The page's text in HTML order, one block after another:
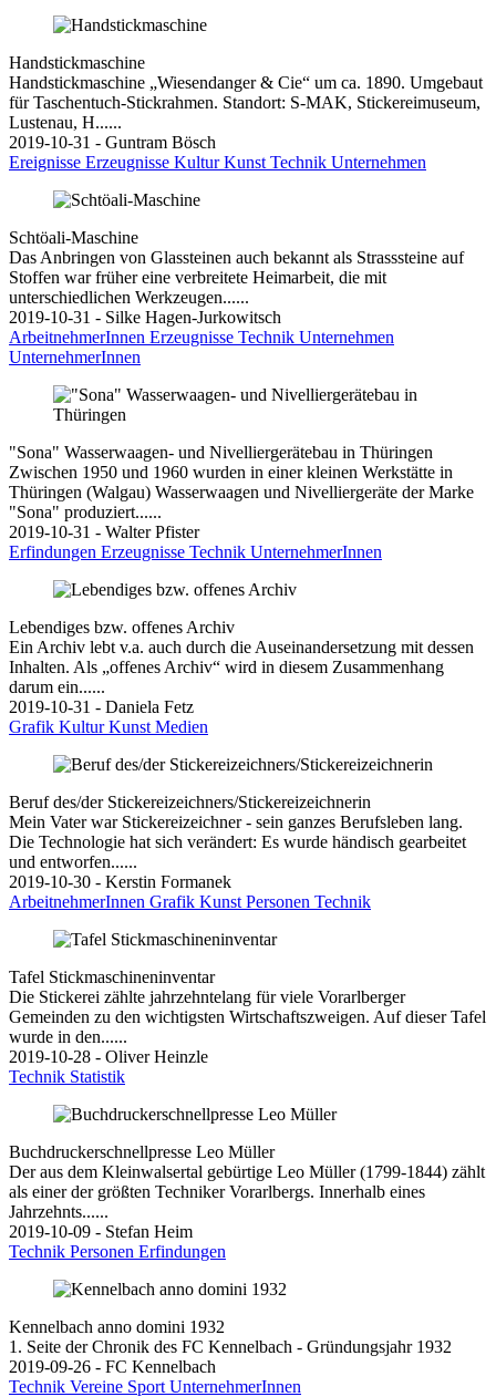
Handstickmaschine
Handstickmaschine „Wiesendanger & Cie“ um ca. 1890. Umgebaut
für Taschentuch-Stickrahmen. Standort: S-MAK, Stickereimuseum,
Lustenau, H......
2019-10-31 - Guntram Bösch
Ereignisse Erzeugnisse KulturKunst Technik Unternehmen
Schtöali-Maschine
Das Anbringen von Glassteinen auch bekannt als Strasssteine auf
Stoffen war früher eine verbreitete Heimarbeit, die mit
unterschiedlichen Werkzeugen......
2019-10-31 - Silke Hagen-Jurkowitsch
ArbeitnehmerInnen Erzeugnisse Technik Unternehmen
UnternehmerInnen
"Sona" Wasserwaagen- und Nivelliergerätebau in Thüringen
Zwischen 1950 und 1960 wurden in einer kleinen Werkstätte in
Thüringen (Walgau) Wasserwaagen und Nivelliergeräte der Marke
"Sona" produziert......
2019-10-31 - Walter Pfister
Erfindungen Erzeugnisse Technik UnternehmerInnen
Lebendiges bzw. offenes Archiv
Ein Archiv lebt v.a. auch durch die Auseinandersetzung mit dessen
Inhalten. Als „offenes Archiv“ wird in diesem Zusammenhang
darum ein......
2019-10-31 - Daniela Fetz
Grafik KulturKunst Medien
Beruf des/der Stickereizeichners/Stickereizeichnerin
Mein Vater war Stickereizeichner - sein ganzes Berufsleben lang.
Die Technologie hat sich verändert: Es wurde händisch gearbeitet
und entworfen......
2019-10-30 - Kerstin Formanek
ArbeitnehmerInnen Grafik Kunst Personen Technik
Tafel Stickmaschineninventar
Die Stickerei zählte jahrzehntelang für viele Vorarlberger
Gemeinden zu den wichtigsten Wirtschaftszweigen. Auf dieser Tafel
wurde in den......
2019-10-28 - Oliver Heinzle
Technik Statistik
Buchdruckerschnellpresse Leo Müller
Der aus dem Kleinwalsertal gebürtige Leo Müller (1799-1844) zählt
als einer der größten Techniker Vorarlbergs. Innerhalb eines
Jahrzehnts......
2019-10-09 - Stefan Heim
Technik Personen Erfindungen
Kennelbach anno domini 1932
1. Seite der Chronik des FC Kennelbach - Gründungsjahr 1932
2019-09-26 - FC Kennelbach
Technik Vereine Sport UnternehmerInnen